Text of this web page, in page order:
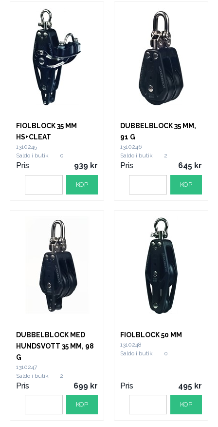
FIOLBLOCK 35 MM
HS+CLEAT
1310245
Saldo i butik
0
Pris 939
KÖP
DUBBELBLOCK 35 MM,
91 G
1310246
Saldo i butik
2
Pris 645
KÖP
DUBBELBLOCK MED
HUNDSVOTT 35 MM, 98
G
1310247
Saldo i butik
2
Pris 699
KÖP
FIOLBLOCK 50 MM
1310248
Saldo i butik
0
Pris 495
KÖP